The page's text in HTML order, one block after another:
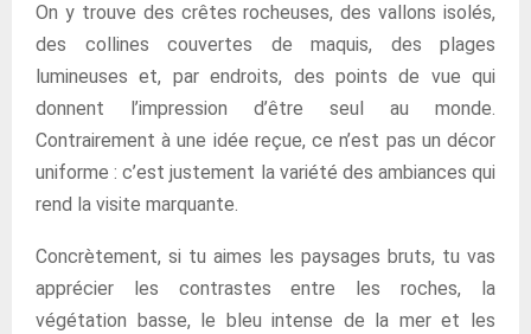
On y trouve des crêtes rocheuses, des vallons isolés,
des collines couvertes de maquis, des plages
lumineuses et, par endroits, des points de vue qui
donnent l’impression d’être seul au monde.
Contrairement à une idée reçue, ce n’est pas un décor
uniforme : c’est justement la variété des ambiances qui
rend la visite marquante.
Concrètement, si tu aimes les paysages bruts, tu vas
apprécier les contrastes entre les roches, la
végétation basse, le bleu intense de la mer et les